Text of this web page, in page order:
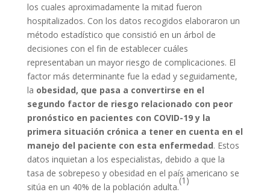
los cuales aproximadamente la mitad fueron
hospitalizados. Con los datos recogidos elaboraron un
método estadístico que consistió en un árbol de
decisiones con el fin de establecer cuáles
representaban un mayor riesgo de complicaciones. El
factor más determinante fue la edad y seguidamente,
la obesidad, que pasa a convertirse en el
segundo factor de riesgo relacionado con peor
pronóstico en pacientes con COVID-19 y la
primera situación crónica a tener en cuenta en el
manejo del paciente con esta enfermedad. Estos
datos inquietan a los especialistas, debido a que la
tasa de sobrepeso y obesidad en el país americano se
sitúa en un 40% de la población adulta.
(1)